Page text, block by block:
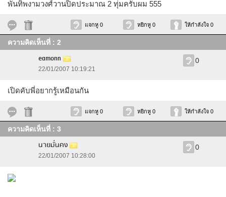
พันทิพงามวงศ์วานปิดประมาณ 2 ทุ่มครับผม 555
แจกหู 0 หยิกหู 0 ให้กำลังใจ 0
ความคิดเห็นที่ : 2
eamonn
22/01/2007 10:19:21
0
เปิดคับพี่อยากรู้เหมือนกัน
แจกหู 0 หยิกหู 0 ให้กำลังใจ 0
ความคิดเห็นที่ : 3
นายมั่นคง
22/01/2007 10:28:00
0